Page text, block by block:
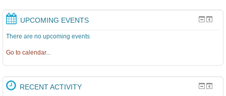
UPCOMING EVENTS
There are no upcoming events
Go to calendar...
RECENT ACTIVITY